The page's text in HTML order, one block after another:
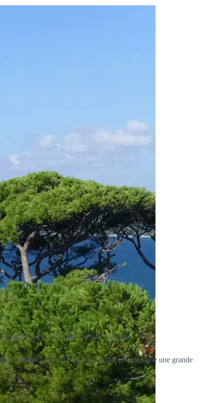
long de la Riviera italienne puis française.
de Saint-Tropez. Le paysage côtier accompagne une grande